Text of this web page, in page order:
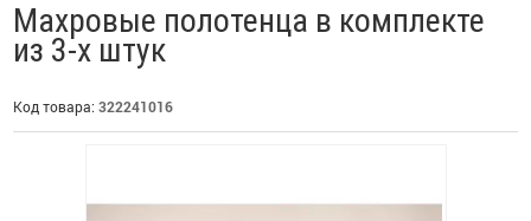
Махровые полотенца в комплекте
из 3-х штук
Код товара: 322241016